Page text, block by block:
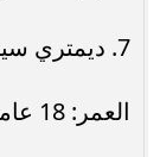
7. ديمتري سيتشيف (روسيا)
العمر: 18 عاماً و231 يوماً